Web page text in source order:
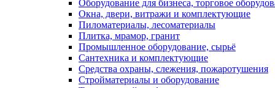
Оборудование для бизнеса, торговое
Окна, двери, витражи и комплектующие
Пиломатериалы, лесоматериалы
Плитка, мрамор, гранит
Промышленное оборудование, сырьё
Сантехника и комплектующие
Средства охраны, слежения, пожаротушения
Стройматериалы и оборудование